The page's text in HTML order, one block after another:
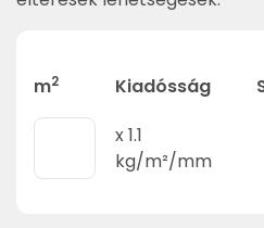
m2 Kiadósság
x1.1
kg/m²/mm